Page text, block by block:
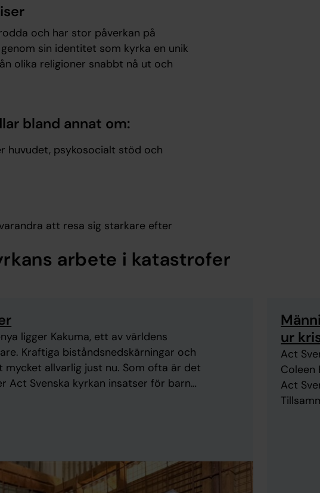
och har stor påverkan på
sin identitet som kyrka en unik
olika religioner snabbt nå ut och
bland annat om:
huvudet, psykosocialt stöd och
att resa sig starkare efter
arbete i katastrofer
ligger Kakuma, ett av världens
Kraftiga biståndsnedskärningar och
allvarlig just nu. Som ofta är det
Act Svenska kyrkan insatser för barn
ur
Act
Coleen
Act